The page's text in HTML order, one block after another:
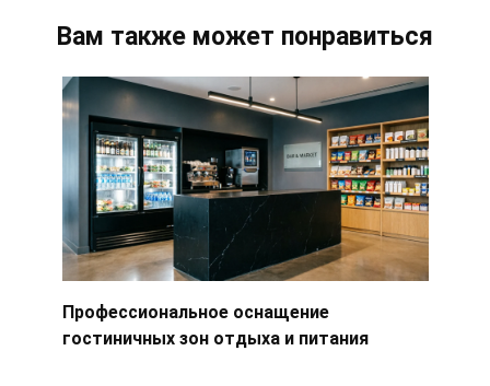
Вам также может понравиться
Профессиональное оснащение
гостиничных зон отдыха и питания